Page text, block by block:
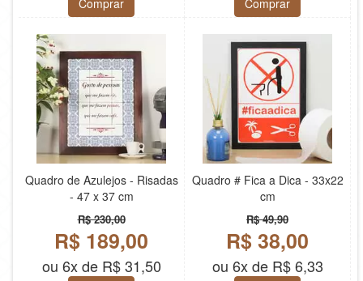
Comprar Comprar
Quadro de Azulejos - Risadas
- 47 x 37 cm
R$ 230,00
R$ 189,00
ou 6x de R$ 31,50
Quadro # Fica a Dica - 33x22
cm
R$ 49,90
R$ 38,00
ou 6x de R$ 6,33